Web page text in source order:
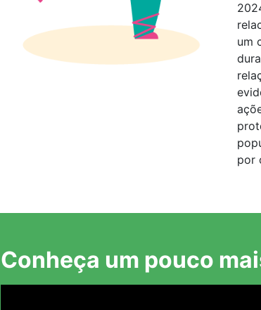
um
por
Conheça um pouco